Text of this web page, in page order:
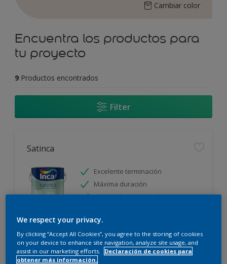
Cambiar color
Encuentra los productos para
tu proyecto
9 Productos encontrados
Filter
Satinca
Excelente terminación
Máxima duración
Protección prolongada
Sólo disponible en tienda
We respect your privacy.
By clicking “Accept All Cookies”, you agree to the storing of cookies
on your device to enhance site navigation, analyze site usage, and
assist in our marketing efforts.
Declaración de cookies para
obtener más información.